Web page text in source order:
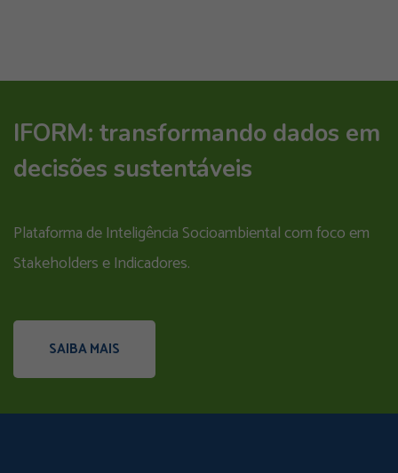
IFORM: transformando dados em
decisões sustentáveis
Plataforma de Inteligência Socioambiental com foco em
Stakeholders e Indicadores.
SAIBA MAIS